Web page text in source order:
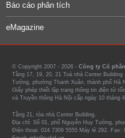
Báo cáo phân tích
eMagazine
© Copyright 2007 - 2026 - Công ty Cổ
Tầng 17, 19, 20, 21 Toà nhà Center
Tưởng, phường Thanh Xuân, thành phố Hà
Giấy phép thiết lập trang thông tin điện tử
và Truyền thông Hà Nội cấp ngày 10 tháng
Tầng 21, tòa nhà Center Building.
Địa chỉ: Số 01, phố Nguyễn Huy Tưởng,
Điện thoại: 024 7309 5555 Máy lẻ 292. Fax: